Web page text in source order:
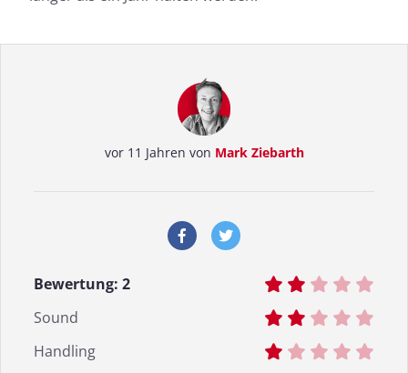
vor 11 Jahren von Mark Ziebarth
Bewertung: 2
Sound
Handling